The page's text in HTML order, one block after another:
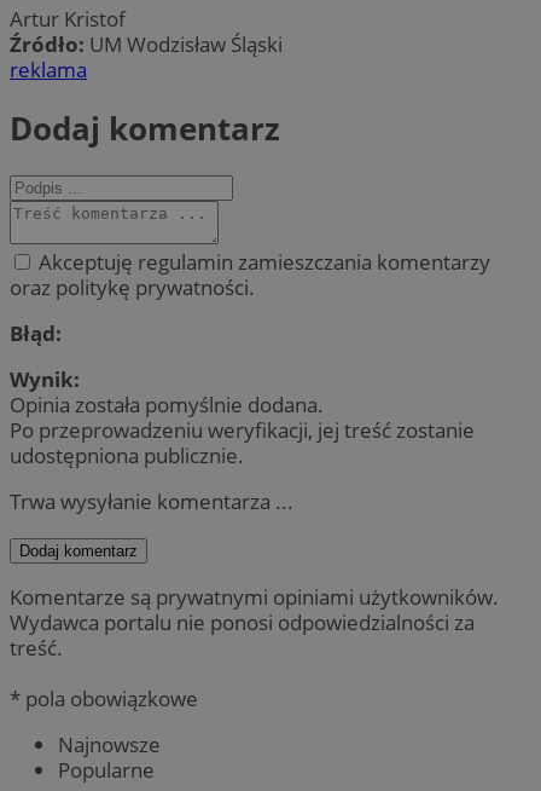
Artur Kristof
Źródło: UM Wodzisław Śląski
reklama
Dodaj komentarz
Akceptuję regulamin zamieszczania komentarzy
oraz politykę prywatności.
Błąd:
Wynik:
Opinia została pomyślnie dodana.
Po przeprowadzeniu weryfikacji, jej treść zostanie
udostępniona publicznie.
Trwa wysyłanie komentarza ...
Dodaj komentarz
Komentarze są prywatnymi opiniami użytkowników.
Wydawca portalu nie ponosi odpowiedzialności za
treść.
* pola obowiązkowe
Najnowsze
Popularne